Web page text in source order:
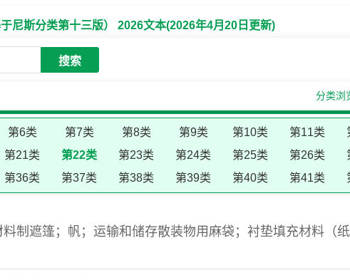
尼斯分类第十三版） 2026文本(2026年4月20日更新)
搜索
分类浏
第6类 第7类 第8类 第9类 第10类 第11类
第21类 第22类 第23类 第24类 第25类 第26类
第36类 第37类 第38类 第39类 第40类 第41类
制遮篷；帆；运输和储存散装物用麻袋；衬垫填充材料（